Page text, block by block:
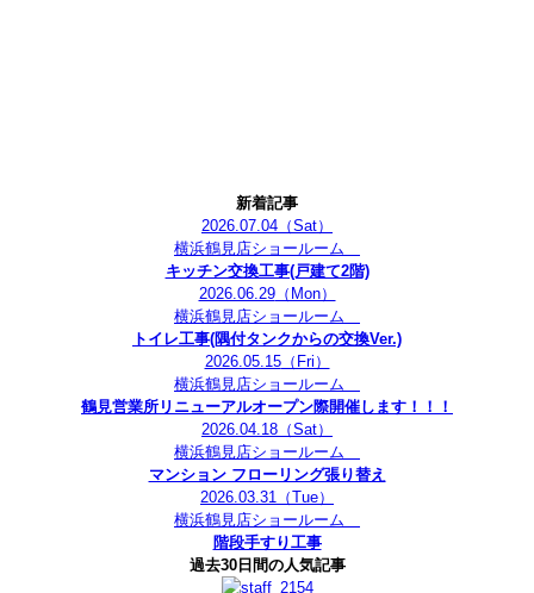
新着記事
2026.07.04 （Sat）
横浜鶴見店ショールーム
キッチン交換工事(戸建て2階)
2026.06.29（Mon）
横浜鶴見店ショールーム
トイレ工事(隅付タンクからの交換Ver.)
2026.05.15（Fri）
横浜鶴見店ショールーム
鶴見営業所リニューアルオープン際開催します！！！
2026.04.18 （Sat）
横浜鶴見店ショールーム
マンション フローリング張り替え
2026.03.31 （Tue）
横浜鶴見店ショールーム
階段手すり工事
過去30日間の人気記事